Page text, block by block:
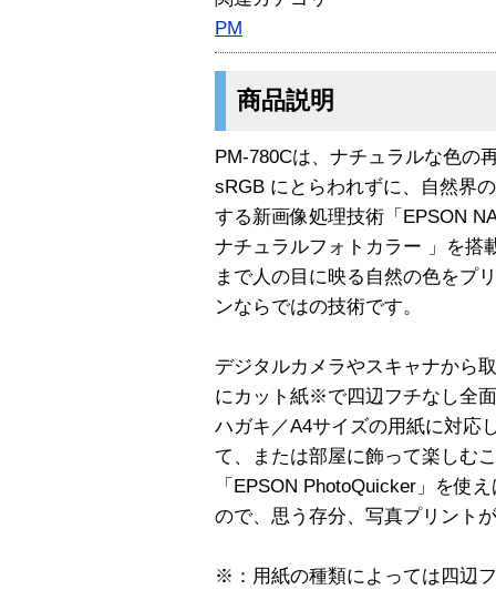
PM
商品説明
PM-780Cは、ナチュラルな色の
sRGB にとらわれずに、自然界
する新画像処理技術「EPSON
ナチュラルフォトカラー 」を搭
まで人の目に映る自然の色をプ
ンならではの技術です。
デジタルカメラやスキャナから
にカット紙※で四辺フチなし全
ハガキ／A4サイズの用紙に対応
て、または部屋に飾って楽しむ
「EPSON PhotoQuicker」を使
ので、思う存分、写真プリント
※：用紙の種類によっては四辺